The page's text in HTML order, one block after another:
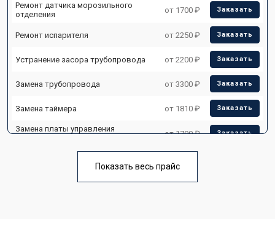
Ремонт датчика морозильного
отделения
от 1700 ₽ Заказать
Ремонт испарителя от 2250 ₽ Заказать
Устранение засора трубопровода от 2200 ₽ Заказать
Замена трубопровода от 3300 ₽ Заказать
Замена таймера от 1810 ₽ Заказать
Замена платы управления
от 1700 ₽ Заказать
Ремонт/замена датчика
Замена термостата от 1700 ₽
Показать весь прайс